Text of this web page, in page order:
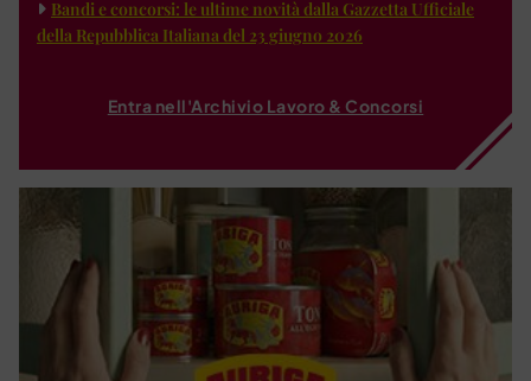
Bandi e concorsi: le ultime novità dalla Gazzetta Ufficiale
della Repubblica Italiana del 23 giugno 2026
Entra nell'Archivio Lavoro & Concorsi